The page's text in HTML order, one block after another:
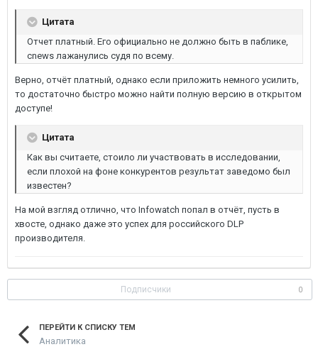
Цитата
Отчет платный. Его официально не должно быть в паблике,
cnews лажанулись судя по всему.
Верно, отчёт платный, однако если приложить немного усилить,
то достаточно быстро можно найти полную версию в открытом
доступе!
Цитата
Как вы считаете, стоило ли участвовать в исследовании,
если плохой на фоне конкурентов результат заведомо был
известен?
На мой взгляд отлично, что Infowatch попал в отчёт, пусть в
хвосте, однако даже это успех для российского DLP
производителя.
Подписчики 0
ПЕРЕЙТИ К СПИСКУ ТЕМ
Аналитика